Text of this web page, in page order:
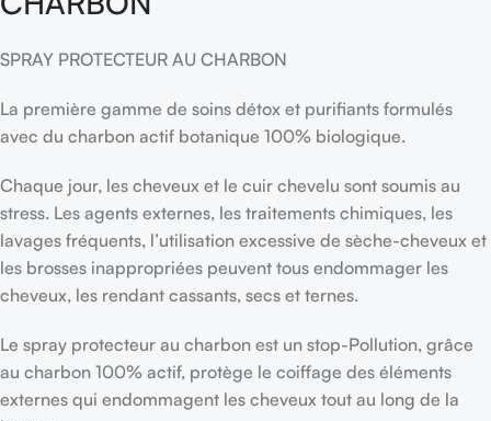
SPRAY PROTECTEUR AU CHARBON
La première gamme de soins détox et purifiants formulés
avec du charbon actif botanique 100% biologique.
Chaque jour, les cheveux et le cuir chevelu sont soumis au
stress. Les agents externes, les traitements chimiques, les
lavages fréquents, l’utilisation excessive de sèche-cheveux et
les brosses inappropriées peuvent tous endommager les
cheveux, les rendant cassants, secs et ternes.
Le spray protecteur au charbon est un stop-Pollution, grâce
au charbon 100% actif, protège le coiffage des éléments
externes qui endommagent les cheveux tout au long de la